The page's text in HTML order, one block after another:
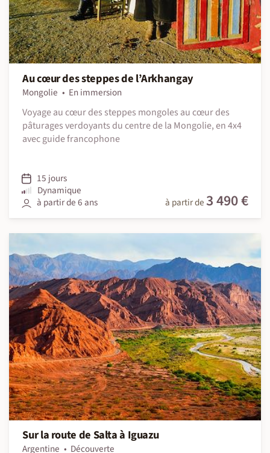
Au cœur des steppes de l’Arkhangay
Mongolie
En immersion
Voyage au cœur des steppes mongoles au cœur des
pâturages verdoyants du centre de la Mongolie, en 4x4
avec guide francophone
15 jours
Dynamique
à partir de 6 ans
à partir de 3 490 €
Sur la route de Salta à Iguazu
Argentine
Découverte